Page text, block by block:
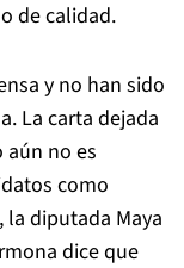
de calidad.
y no han sido
La carta dejada
aún no es
como
diputada Maya
dice que